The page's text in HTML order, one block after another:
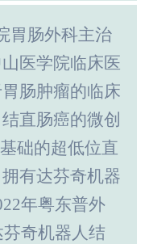
胃肠外科主治
医学院临床医
肠肿瘤的临床
直肠癌的微创
础的超低位直
有达芬奇机器
年粤东普外
奇机器人结